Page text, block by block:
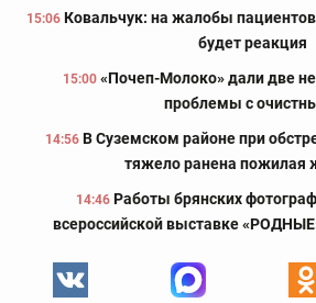
15:06 Ковальчук: на жалобы
будет реакция
15:00 «Почеп-Молоко» дали две
проблемы с
14:56 В Суземском районе при
тяжело ранена пожилая
14:46 Работы брянских
всероссийской выставке